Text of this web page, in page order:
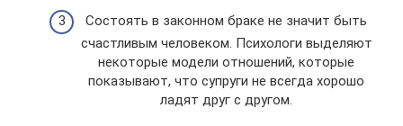
Состоять в законном браке не значит быть
счастливым человеком. Психологи выделяют
некоторые модели отношений, которые
показывают, что супруги не всегда хорошо
ладят друг с другом.